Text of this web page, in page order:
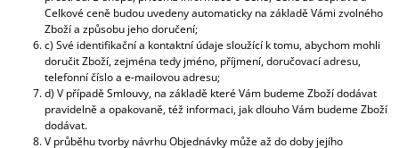
Celkové ceně budou uvedeny automaticky na základě Vámi zvolného
Zboží a způsobu jeho doručení;
c) Své identifikační a kontaktní údaje sloužící k tomu, abychom mohli
doručit Zboží, zejména tedy jméno, příjmení, doručovací adresu,
telefonní číslo a e-mailovou adresu;
d) V případě Smlouvy, na základě které Vám budeme Zboží dodávat
pravidelně a opakovaně, též informaci, jak dlouho Vám budeme Zboží
dodávat.
V průběhu tvorby návrhu Objednávky může až do doby jejího